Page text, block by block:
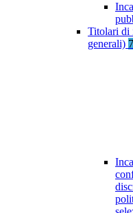
Titolari di
generali) 7